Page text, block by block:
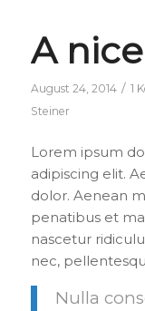
A
August 24, 2014 / 1
Steiner
Lorem ipsum
adipiscing elit.
dolor. Aenean
penatibus et
nascetur
nec,
Nulla